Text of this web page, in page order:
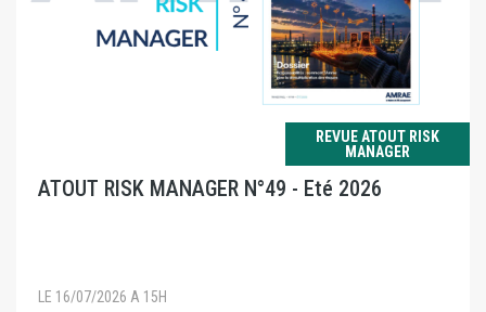
REVUE ATOUT RISK
MANAGER
ATOUT RISK MANAGER N°49 - Eté 2026
LE 16/07/2026 A 15H